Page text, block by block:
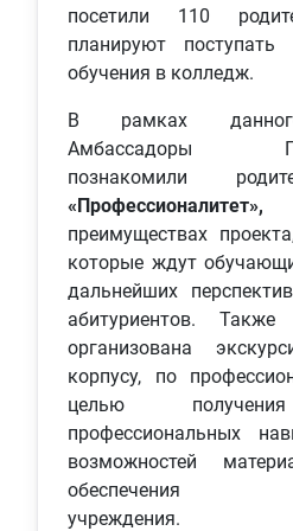
посетили 110
планируют
обучения в колледж.
В рамках
Амбассадоры
познакомили
«Профессионалитет»,
преимуществах
которые ждут
дальнейших
абитуриентов.
организована
корпусу, по
целью
профессиональных
возможностей
обеспечения
учреждения.